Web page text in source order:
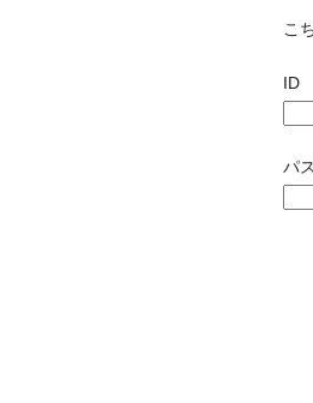
こ
ID
パ